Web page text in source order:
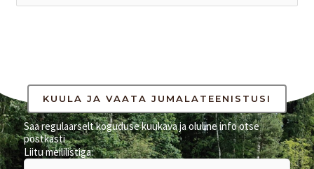
h
f
o
r
KUULA JA VAATA JUMALATEENISTUSI
Saa regulaarselt koguduse kuukava ja oluline info otse
postkasti
Liitu meililistiga: